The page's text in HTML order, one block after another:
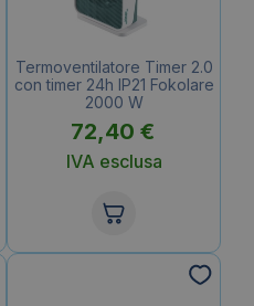
Termoventilatore Timer 2.0
con timer 24h IP21 Fokolare
2000 W
72,40 €
IVA esclusa